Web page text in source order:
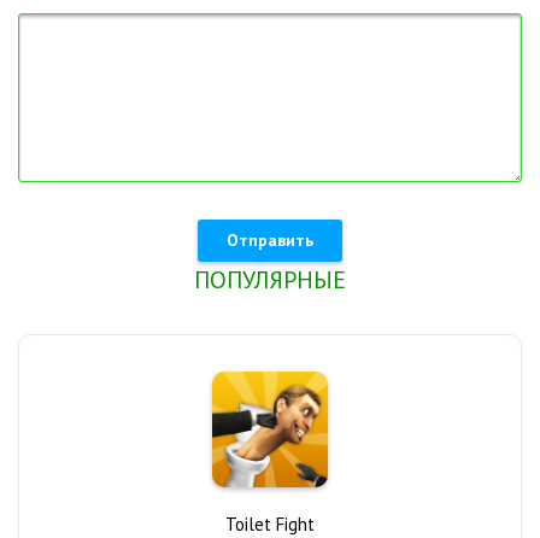
Отправить
ПОПУЛЯРНЫЕ
Toilet Fight